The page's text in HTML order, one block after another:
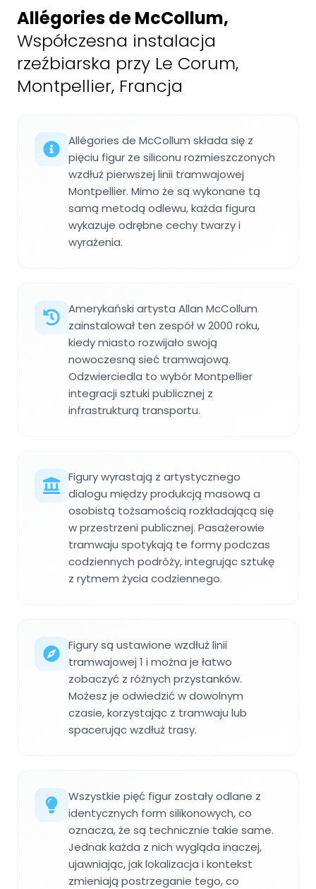
Allégories de McCollum,
Współczesna instalacja
rzeźbiarska przy Le Corum,
Montpellier, Francja
Allégories de McCollum składa się z
pięciu figur ze siliconu rozmieszczonych
wzdłuż pierwszej linii tramwajowej
Montpellier. Mimo że są wykonane tą
samą metodą odlewu, każda figura
wykazuje odrębne cechy twarzy i
wyrażenia.
Amerykański artysta Allan McCollum
zainstalował ten zespół w 2000 roku,
kiedy miasto rozwijało swoją
nowoczesną sieć tramwajową.
Odzwierciedla to wybór Montpellier
integracji sztuki publicznej z
infrastrukturą transportu.
Figury wyrastają z artystycznego
dialogu między produkcją masową a
osobistą tożsamością rozkładającą się
w przestrzeni publicznej. Pasażerowie
tramwaju spotykają te formy podczas
codziennych podróży, integrując sztukę
z rytmem życia codziennego.
Figury są ustawione wzdłuż linii
tramwajowej 1 i można je łatwo
zobaczyć z różnych przystanków.
Możesz je odwiedzić w dowolnym
czasie, korzystając z tramwaju lub
spacerując wzdłuż trasy.
Wszystkie pięć figur zostały odlane z
identycznych form silikonowych, co
oznacza, że są technicznie takie same.
Jednak każda z nich wygląda inaczej,
ujawniając, jak lokalizacja i kontekst
zmieniają postrzeganie tego, co